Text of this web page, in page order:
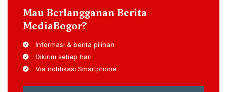
Mau Berlangganan Berita
MediaBogor?
Informasi & berita pilihan
Dikirim setiap hari
Via notifikasi Smartphone